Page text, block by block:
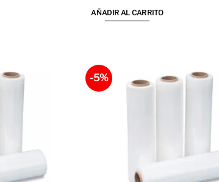
AÑADIR AL CARRITO
-5%